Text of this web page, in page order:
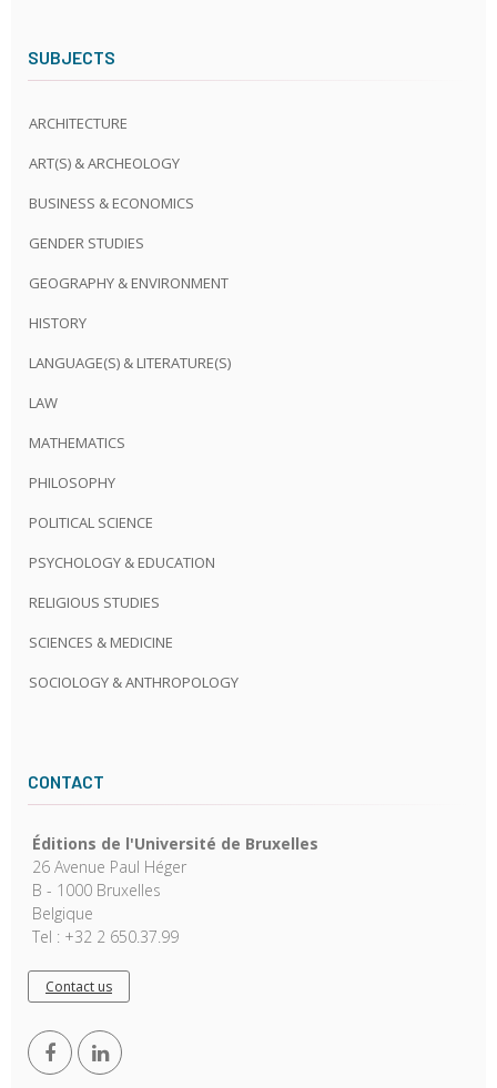
SUBJECTS
ARCHITECTURE
ART(S) & ARCHEOLOGY
BUSINESS & ECONOMICS
GENDER STUDIES
GEOGRAPHY & ENVIRONMENT
HISTORY
LANGUAGE(S) & LITERATURE(S)
LAW
MATHEMATICS
PHILOSOPHY
POLITICAL SCIENCE
PSYCHOLOGY & EDUCATION
RELIGIOUS STUDIES
SCIENCES & MEDICINE
SOCIOLOGY & ANTHROPOLOGY
CONTACT
Éditions de l'Université de Bruxelles
26 Avenue Paul Héger
B - 1000 Bruxelles
Belgique
Tel : +32 2 650.37.99
Contact us